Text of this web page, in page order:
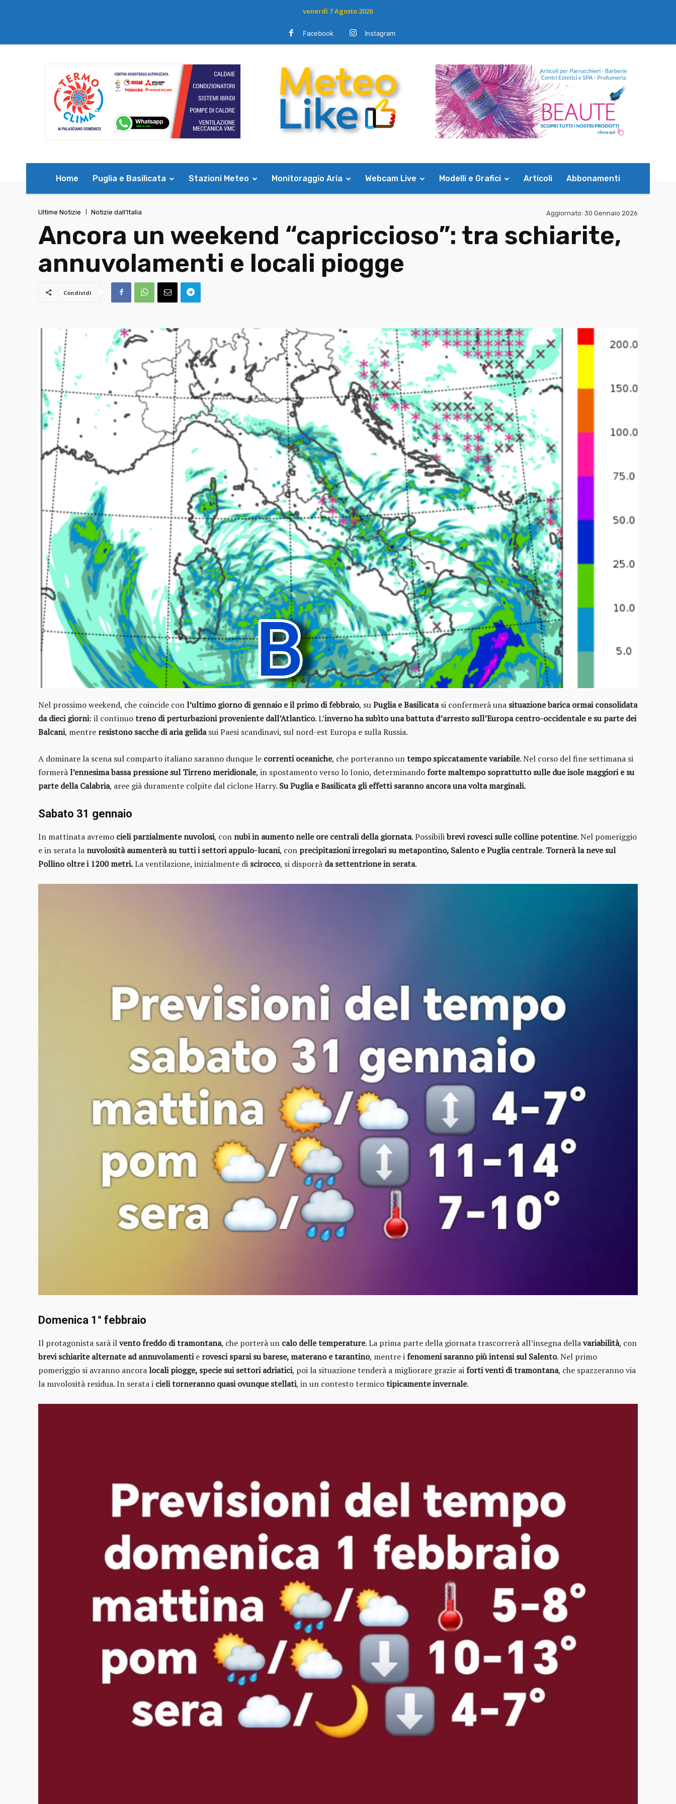
venerdì 7 Agosto 2026
Facebook Instagram
Home Puglia e Basilicata Stazioni Meteo Monitoraggio Aria Webcam Live Modelli e Grafici Articoli Abbonamenti
Ultime Notizie Notizie dall'Italia Aggiornato: 30 Gennaio 2026
Ancora un weekend “capriccioso”: tra schiarite,
annuvolamenti e locali piogge
Condividi
Nel prossimo weekend, che coincide conl’ultimo giorno di gennaio e il primo di febbraio, suPuglia e Basilicatasi confermerà una situazione barica ormai consolidata
da dieci giorni: il continuotreno di perturbazioni proveniente dall’Atlantico. L’inverno ha subìto una battuta d’arresto sull’Europa centro-occidentale e su parte dei
Balcani, mentre resistono sacche di aria gelidasui Paesi scandinavi, sul nord-est Europa e sulla Russia.
A dominare la scena sul comparto italiano saranno dunque le correnti oceaniche, che porteranno untempo spiccatamente variabile. Nel corso del fine settimana si
formeràl’ennesima bassa pressione sul Tirreno meridionale, in spostamento verso lo Ionio, determinandoforte maltempo soprattutto sulle due isole maggiori e su
parte della Calabria, aree già duramente colpite dal ciclone Harry. Su Puglia e Basilicata gli effetti saranno ancora una volta marginali.
Sabato 31 gennaio
In mattinata avremo cieli parzialmente nuvolosi, con nubi in aumento nelle ore centrali della giornata. Possibilibrevi rovesci sulle colline potentine. Nel pomeriggio
e in serata la nuvolosità aumenterà su tutti i settori appulo-lucani, con precipitazioni irregolari su metapontino, Salento e Puglia centrale. Tornerà la neve sul
Pollino oltre i 1200 metri.La ventilazione, inizialmente di scirocco, si disporrà da settentrione in serata.
Domenica 1° febbraio
Il protagonista sarà ilvento freddo di tramontana, che porterà un calo delle temperature. La prima parte della giornata trascorrerà all’insegna dellavariabilità, con
brevi schiarite alternate ad annuvolamentie rovesci sparsi su barese, materano e tarantino, mentre ifenomeni saranno più intensi sul Salento. Nel primo
pomeriggio si avranno ancoralocali piogge, specie sui settori adriatici, poi la situazione tenderà a migliorare grazie aiforti venti di tramontana, che spazzeranno via
la nuvolosità residua. In serata i cieli torneranno quasi ovunque stellati, in un contesto termicotipicamente invernale.